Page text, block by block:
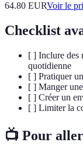
64.80 EURVoir le
Checklist
[ ] Inclure des
quotidienne
[ ] Pratiquer
[ ] Manger
[ ] Créer un
[ ] Limiter la
📺 Pour